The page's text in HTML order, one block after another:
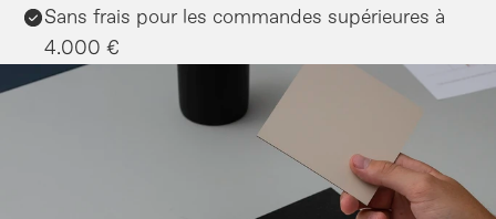
Sans frais pour les commandes supérieures à
4.000 €